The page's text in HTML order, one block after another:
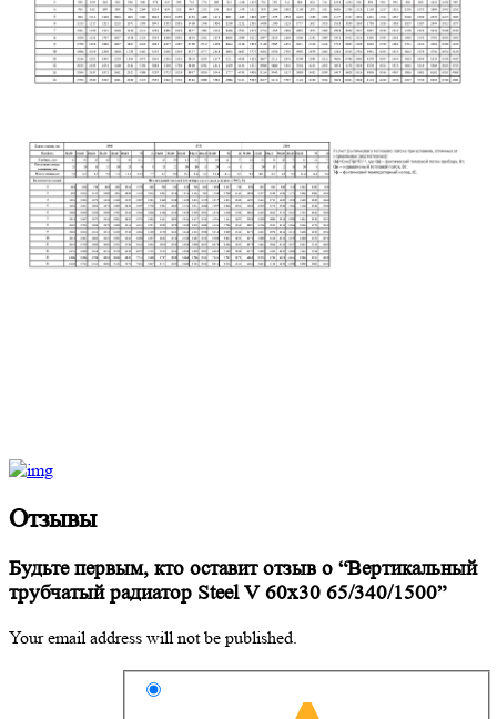
Отзывы
Будьте первым, кто оставит отзыв о “Вертикальный
трубчатый радиатор Steel V 60х30 65/340/1500”
Your email address will not be published.